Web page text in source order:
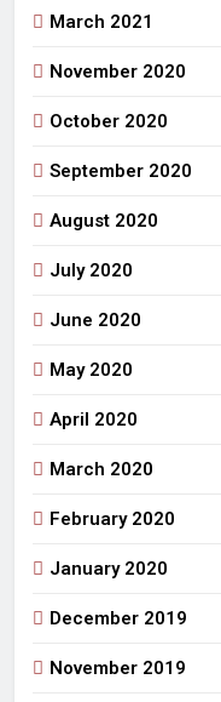
March 2021
November 2020
October 2020
September 2020
August 2020
July 2020
June 2020
May 2020
April 2020
March 2020
February 2020
January 2020
December 2019
November 2019